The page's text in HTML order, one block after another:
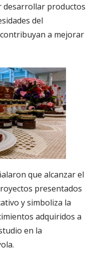
desarrollar productos
del
a mejorar
que alcanzar el
presentados
y simboliza la
adquiridos a
en la